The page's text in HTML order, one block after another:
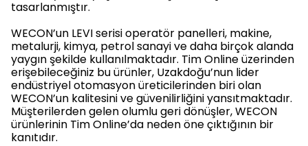
tasarlanmıştır.
WECON’un LEVI serisi operatör panelleri, makine,
metalurji, kimya, petrol sanayi ve daha birçok alanda
yaygın şekilde kullanılmaktadır. Tim Online üzerinden
erişebileceğiniz bu ürünler, Uzakdoğu’nun lider
endüstriyel otomasyon üreticilerinden biri olan
WECON’un kalitesini ve güvenilirliğini yansıtmaktadır.
Müşterilerden gelen olumlu geri dönüşler, WECON
ürünlerinin Tim Online’da neden öne çıktığının bir
kanıtıdır.